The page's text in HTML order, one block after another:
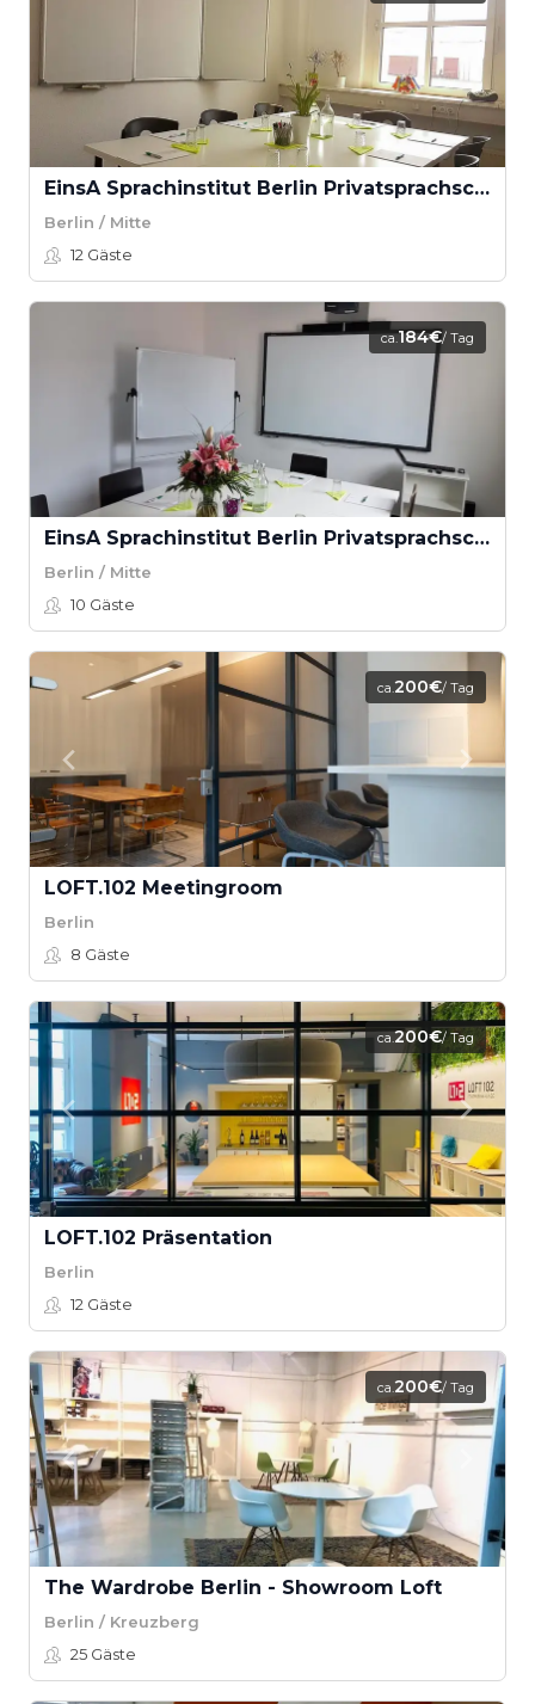
EinsA Sprachinstitut Berlin Privatsprachschule GmbH - Seminarraum A
Berlin / Mitte
12 Gäste
ca.184€/ Tag
EinsA Sprachinstitut Berlin Privatsprachschule GmbH - Seminarraum B
Berlin / Mitte
10 Gäste
ca.200€/ Tag
LOFT.102 Meetingroom
Berlin
8 Gäste
ca.200€/ Tag
LOFT.102 Präsentation
Berlin
12 Gäste
ca.200€/ Tag
The Wardrobe Berlin - Showroom Loft
Berlin / Kreuzberg
25 Gäste